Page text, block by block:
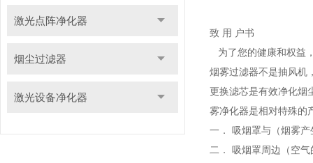
激光点阵净化器
烟尘过滤器
激光设备净化器
致 用 户书
为了您的健康和权益
烟雾过滤器不是抽风机
更换滤芯是有效净化烟
雾净化器是相对特殊的
一． 吸烟罩与（烟雾
二． 吸烟罩周边（空